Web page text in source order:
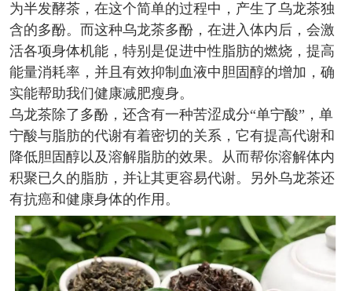
为半发酵茶，在这个简单的过程中，产生了乌龙茶独
含的多酚。而这种乌龙茶多酚，在进入体内后，会激
活各项身体机能，特别是促进中性脂肪的燃烧，提高
能量消耗率，并且有效抑制血液中胆固醇的增加，确
实能帮助我们健康减肥瘦身。
乌龙茶除了多酚，还含有一种苦涩成分“单宁酸”，单
宁酸与脂肪的代谢有着密切的关系，它有提高代谢和
降低胆固醇以及溶解脂肪的效果。从而帮你溶解体内
积聚已久的脂肪，并让其更容易代谢。另外乌龙茶还
有抗癌和健康身体的作用。